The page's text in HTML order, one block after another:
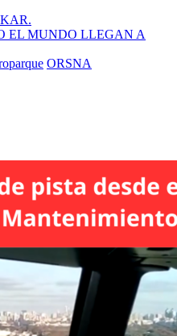
EL MUNDO LLEGAN A
ORSNA